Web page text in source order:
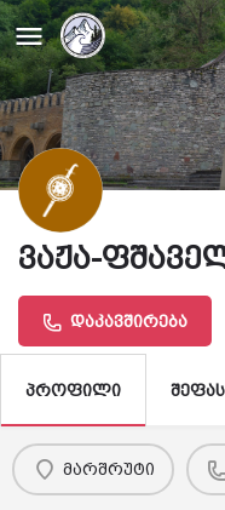
ვაჟა-
დაკავშირება
პროფილი
მარშრუტი